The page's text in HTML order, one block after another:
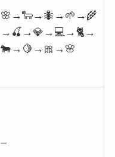
🌸→🐑→🐜→🌱→🌾
→🍒→💎→💻→🐈→
🐄→🍋→🎀→🌸
–